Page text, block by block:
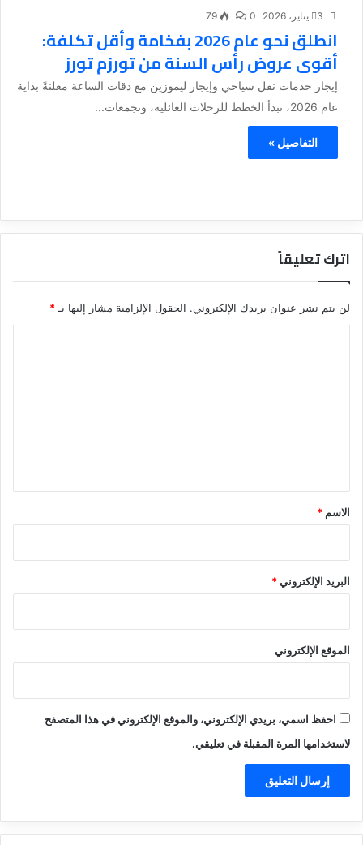
3 يناير، 2026 0
79
انطلق نحو عام 2026 بفخامة وأقل تكلفة:
أقوى عروض رأس السنة من تورزم تورز
إيجار خدمات نقل سياحي وإيجار ليموزين مع دقات الساعة معلنةً بداية
عام 2026، تبدأ الخطط للرحلات العائلية، وتجمعات...
التفاصيل »
اترك تعليقاً
لن يتم نشر عنوان بريدك الإلكتروني. الحقول الإلزامية مشار إليها بـ *
*
الاسم *
البريد الإلكتروني*
الموقع الإلكتروني
احفظ اسمي، بريدي الإلكتروني، والموقع الإلكتروني في هذا المتصفح
لاستخدامها المرة المقبلة في تعليقي.